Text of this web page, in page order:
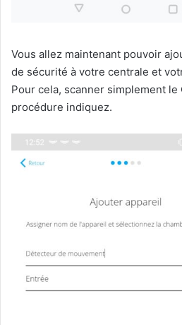
Vous allez maintenant pouvoir
de sécurité à votre centrale et
Pour cela, scanner simplement le
procédure indiquez.